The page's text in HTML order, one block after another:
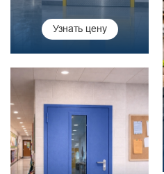
Узнать цену